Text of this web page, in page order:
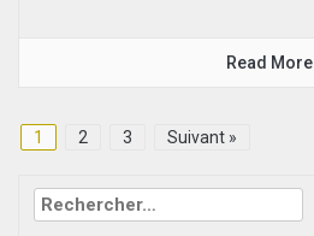
Read More
1 2 3 Suivant »
Rechercher :